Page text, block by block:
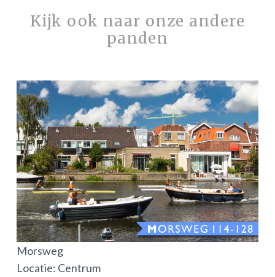
Kijk ook naar onze andere
panden
Morsweg
Locatie: Centrum